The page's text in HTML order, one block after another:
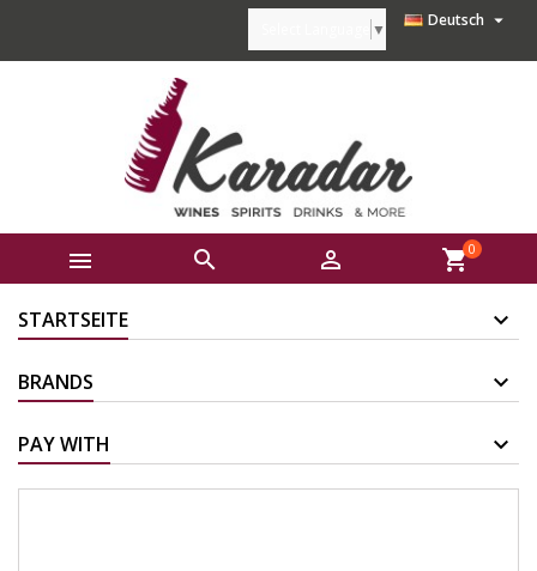
Deutsch 
▼
   shopping_cart0
STARTSEITE
BRANDS
PAY WITH